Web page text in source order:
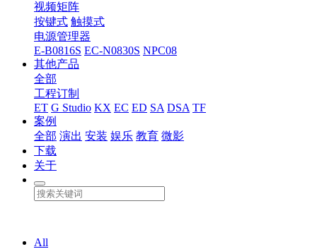
视频矩阵
按键式 触摸式
电源管理器
E-B0816S EC-N0830S NPC08
其他产品
全部
工程订制
ET G Studio KX EC ED SA DSA TF
案例
全部 演出 安装 娱乐 教育 微影
下载
关于
All